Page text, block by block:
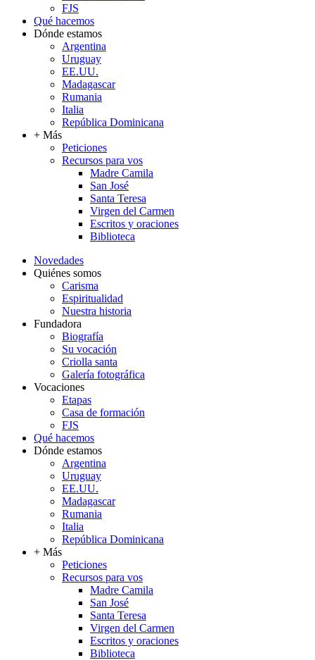
FJS
Qué hacemos
Dónde estamos
Argentina
Uruguay
EE.UU.
Madagascar
Rumania
Italia
República Dominicana
+ Más
Peticiones
Recursos para vos
Madre Camila
San José
Santa Teresa
Virgen del Carmen
Escritos y oraciones
Biblioteca
Novedades
Quiénes somos
Carisma
Espiritualidad
Nuestra historia
Fundadora
Biografía
Su vocación
Criolla santa
Galería fotográfica
Vocaciones
Etapas
Casa de formación
FJS
Qué hacemos
Dónde estamos
Argentina
Uruguay
EE.UU.
Madagascar
Rumania
Italia
República Dominicana
+ Más
Peticiones
Recursos para vos
Madre Camila
San José
Santa Teresa
Virgen del Carmen
Escritos y oraciones
Biblioteca